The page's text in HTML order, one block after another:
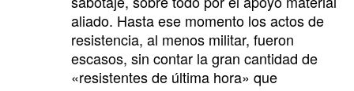
aliado. Hasta ese momento los actos de
resistencia, al menos militar, fueron
escasos, sin contar la gran cantidad de
«resistentes de última hora» que